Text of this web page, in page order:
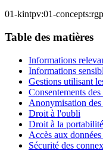
01-kintpv:01-
Table des matières
Informations
Informations
Gestions utilisant
Consentements
Anonymisation des
Droit à l'oubli
Droit à la
Accès aux
Sécurité des